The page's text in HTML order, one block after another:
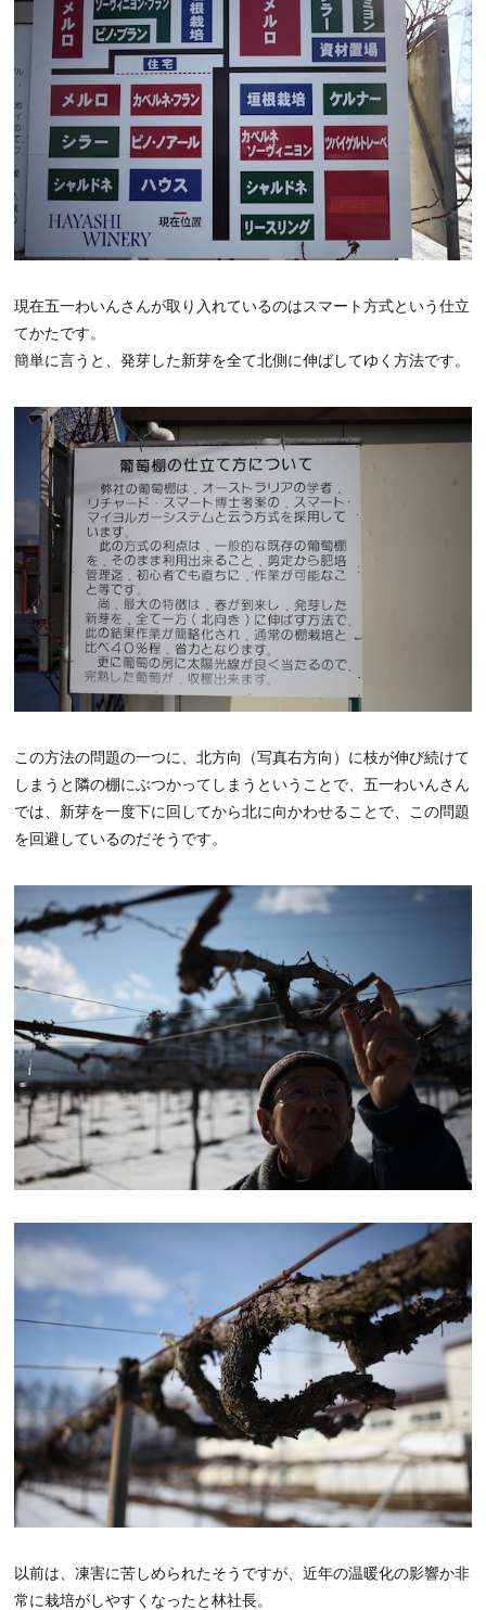
現在五一わいんさんが取り入れているのはスマート方式という仕立
てかたです。
簡単に言うと、発芽した新芽を全て北側に伸ばしてゆく方法です。
この方法の問題の一つに、北方向（写真右方向）に枝が伸び続けて
しまうと隣の棚にぶつかってしまうということで、五一わいんさん
では、新芽を一度下に回してから北に向かわせることで、この問題
を回避しているのだそうです。
以前は、凍害に苦しめられたそうですが、近年の温暖化の影響か非
常に栽培がしやすくなったと林社長。